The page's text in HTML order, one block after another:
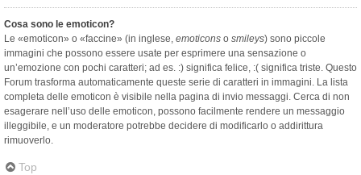
Cosa sono le emoticon?
Le «emoticon» o «faccine» (in inglese, emoticons o smileys) sono piccole
immagini che possono essere usate per esprimere una sensazione o
un’emozione con pochi caratteri; ad es. :) significa felice, :( significa triste. Questo
Forum trasforma automaticamente queste serie di caratteri in immagini. La lista
completa delle emoticon è visibile nella pagina di invio messaggi. Cerca di non
esagerare nell’uso delle emoticon, possono facilmente rendere un messaggio
illeggibile, e un moderatore potrebbe decidere di modificarlo o addirittura
rimuoverlo.
Top